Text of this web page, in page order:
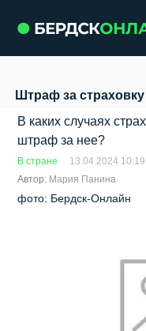
Штраф за
В каких случаях
штраф за нее?
В стране
13.04.2024 10:19
Автор: Мария Панина
фото: Бердск-Онлайн